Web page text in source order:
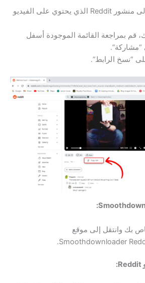
أول الأشياء أولاً، توجه إلى منشور Reddit الذي يحتوي على الفيديو
قم بمراجعة القائمة الموجودة أسفل
“نسخ الرابط”.
بك وانتقل إلى موقع
Smoothdownloader